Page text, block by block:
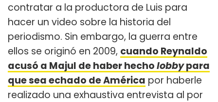
contratar a la productora de Luis para
hacer un video sobre la historia del
periodismo. Sin embargo, la guerra entre
ellos se originó en 2009, cuando Reynaldo
acusó a Majul de haber hecholobbypara
que sea echado de América por haberle
realizado una exhaustiva entrevista al por